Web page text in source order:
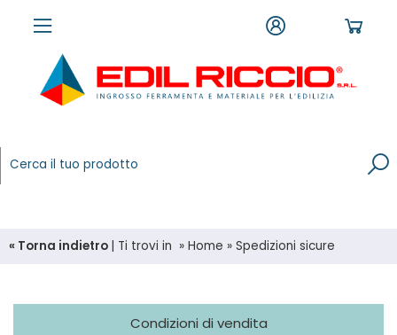
« Torna indietro Ti trovi in » Home » Spedizioni sicure
Condizioni di vendita